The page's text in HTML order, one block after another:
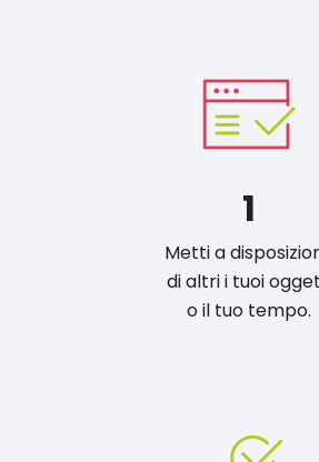
1
Metti a
di altri i tuoi
o il tuo tempo.